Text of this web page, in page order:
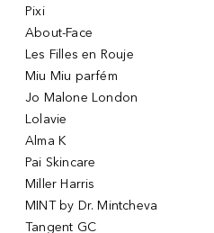
Pixi
About-Face
Les Filles en Rouje
Miu Miu parfém
Jo Malone London
Lolavie
Alma K
Pai Skincare
Miller Harris
MINT by Dr. Mintcheva
Tangent GC